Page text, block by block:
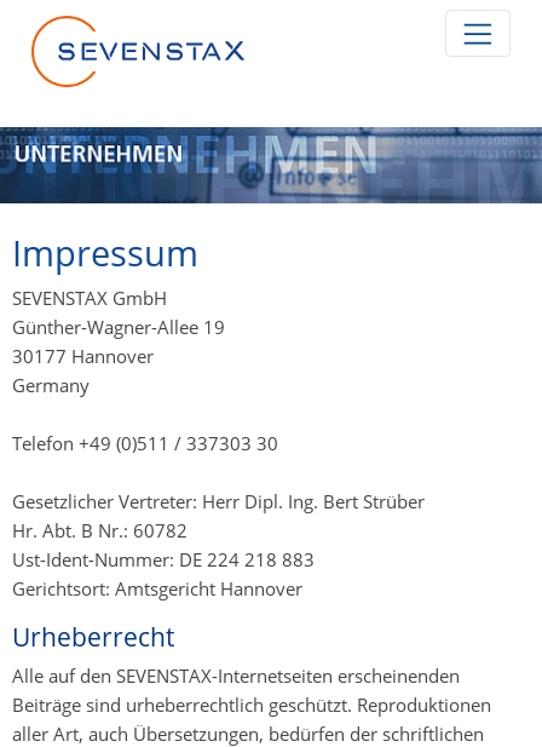
Impressum
SEVENSTAX GmbH
Günther-Wagner-Allee 19
30177 Hannover
Germany
Telefon +49 (0)511 / 337303 30
Gesetzlicher Vertreter: Herr Dipl. Ing. Bert Strüber
Hr. Abt. B Nr.: 60782
Ust-Ident-Nummer: DE 224 218 883
Gerichtsort: Amtsgericht Hannover
Urheberrecht
Alle auf den SEVENSTAX-Internetseiten erscheinenden
Beiträge sind urheberrechtlich geschützt. Reproduktionen
aller Art, auch Übersetzungen, bedürfen der schriftlichen